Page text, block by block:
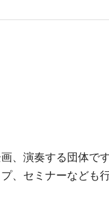
、演奏する団体で
、セミナーなども